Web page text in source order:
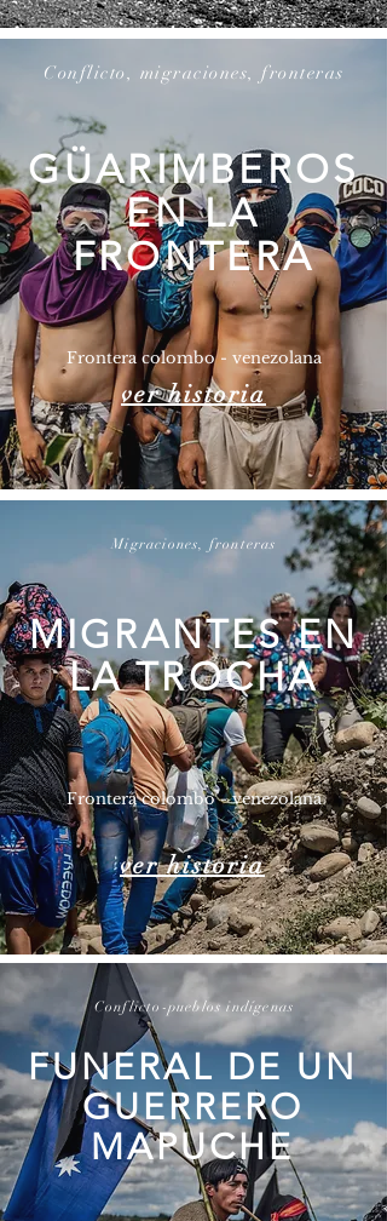
Conflicto, migraciones, fronteras
GÜARIMBEROS
EN LA
FRONTERA
Frontera colombo - venezolana
ver historia
Migraciones, fronteras
MIGRANTES EN
LA TROCHA
Frontera colombo - venezolana
ver historia
Conflicto-pueblos indígenas
FUNERAL DE UN
GUERRERO
MAPUCHE